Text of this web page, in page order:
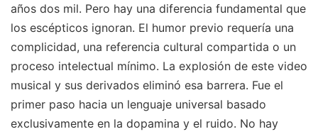
años dos mil. Pero hay una diferencia fundamental que
los escépticos ignoran. El humor previo requería una
complicidad, una referencia cultural compartida o un
proceso intelectual mínimo. La explosión de este video
musical y sus derivados eliminó esa barrera. Fue el
primer paso hacia un lenguaje universal basado
exclusivamente en la dopamina y el ruido. No hay